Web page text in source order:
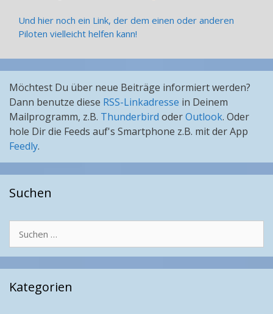
Und hier noch ein Link, der dem einen oder anderen
Piloten vielleicht helfen kann!
Möchtest Du über neue Beiträge informiert werden?
Dann benutze diese RSS-Linkadresse in Deinem
Mailprogramm, z.B. Thunderbird oderOutlook. Oder
hole Dir die Feeds auf's Smartphone z.B. mit der App
Feedly.
Suchen
Suchen
nach:
Kategorien